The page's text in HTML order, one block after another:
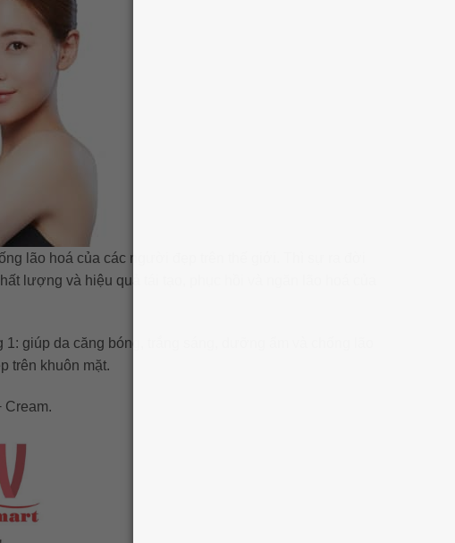
lão hoá của các người đẹp trên thế giới. Thì sự ra đời
lượng và hiệu quả tái tạo, phục hồi và ngăn lão hoá của
1: giúp da căng bóng, trắng sáng, dưỡng ẩm và chống lão
trên khuôn mặt.
Cream.